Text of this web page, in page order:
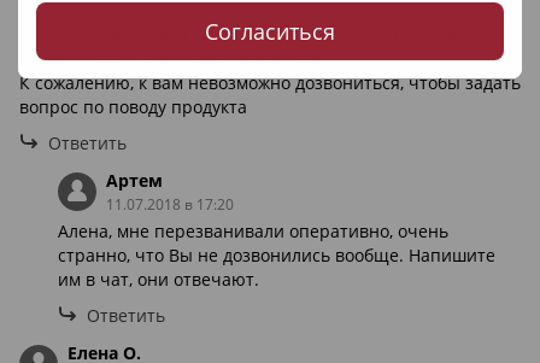
Согласиться
26.05.2018 в 12:02
масло крупинками, не тает, не мажется и не впитывается,
так и остается крупинками на коже.
К сожалению, к вам невозможно дозвониться, чтобы задать
вопрос по поводу продукта
Ответить
Артем
11.07.2018 в 17:20
Алена, мне перезванивали оперативно, очень
странно, что Вы не дозвонились вообще. Напишите
им в чат, они отвечают.
Ответить
Елена О.